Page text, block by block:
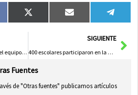
Compartir
en
X
(Twitter)
Compartir
en
Email
en
Felicitación navideña del equipo de redacción de Herencia.net
SIGUIENTE
400 escolares participaron en la Milla Solidaria de Herencia
Fuentes
de "Otras fuentes" publicamos artículos